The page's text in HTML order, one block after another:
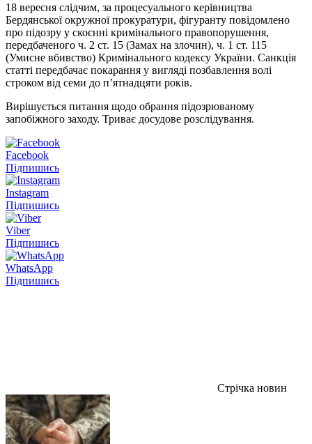
18 вересня слідчим, за процесуального керівництва
Бердянської окружної прокуратури, фігуранту повідомлено
про підозру у скоєнні кримінального правопорушення,
передбаченого ч. 2 ст. 15 (Замах на злочин), ч. 1 ст. 115
(Умисне вбивство) Кримінального кодексу України. Санкція
статті передбачає покарання у вигляді позбавлення волі
строком від семи до п’ятнадцяти років.
Вирішується питання щодо обрання підозрюваному
запобіжного заходу. Триває досудове розслідування.
Facebook
Підпишись
Instagram
Підпишись
Viber
Підпишись
WhatsApp
Підпишись
Стрічка новин